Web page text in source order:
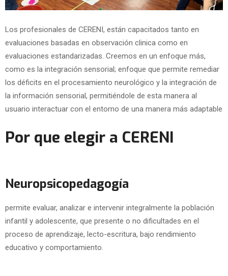
Los profesionales de CERENI, están capacitados tanto en
evaluaciones basadas en observación clinica como en
evaluaciones estandarizadas. Creemos en un enfoque más,
como es la integración sensorial; enfoque que permite remediar
los déficits en el procesamiento neurológico y la integración de
la información sensorial, permitiéndole de esta manera al
usuario interactuar con el entorno de una manera más adaptable
Por que elegir a CERENI
Neuropsicopedagogía
permite evaluar, analizar e intervenir integralmente la población
infantil y adolescente, que presente o no dificultades en el
proceso de aprendizaje, lecto-escritura, bajo rendimiento
educativo y comportamiento.